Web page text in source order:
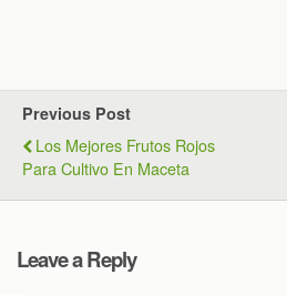
Previous Post
Los Mejores Frutos Rojos
Para Cultivo En Maceta
Leave a Reply